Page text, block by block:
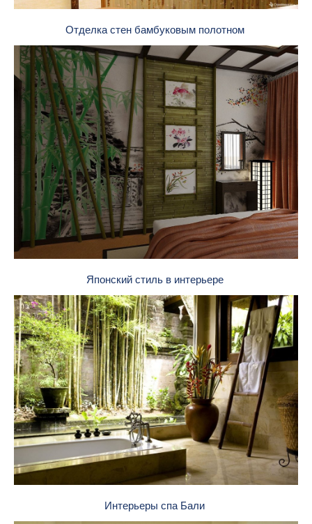
Отделка стен бамбуковым полотном
Японский стиль в интерьере
Интерьеры спа Бали